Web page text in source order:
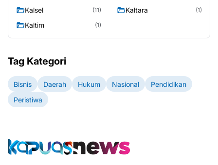
Kalsel (11) Kaltara (1)
Kaltim (1)
Tag Kategori
Bisnis Daerah Hukum Nasional
Pendidikan
Peristiwa